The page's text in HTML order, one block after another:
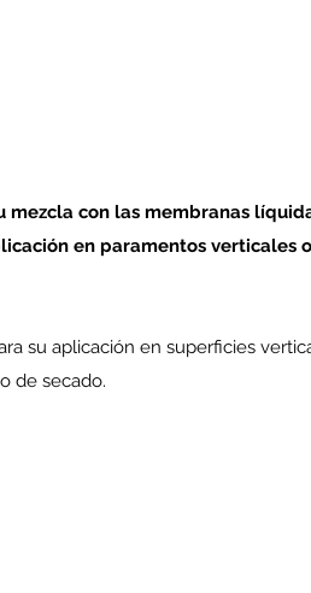
con las membranas
en paramentos verticales
su aplicación en superficies
de secado.